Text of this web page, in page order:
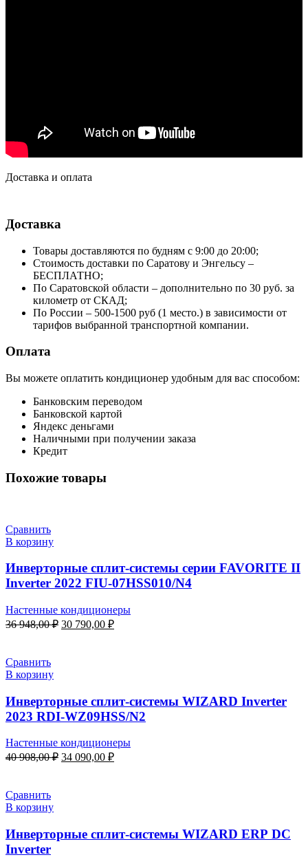
Доставка и оплата
Доставка
Товары доставляются по будням с 9:00 до 20:00;
Стоимость доставки по Саратову и Энгельсу –
БЕСПЛАТНО;
По Саратовской области – дополнительно по 30 руб. за
километр от СКАД;
По России – 500-1500 руб (1 место.) в зависимости от
тарифов выбранной транспортной компании.
Оплата
Вы можете оплатить кондиционер удобным для вас способом:
Банковским переводом
Банковской картой
Яндекс деньгами
Наличными при получении заказа
Кредит
Похожие товары
Сравнить
В корзину
Инверторные сплит-системы серии FAVORITE II
Inverter 2022 FIU-07HSS010/N4
Настенные кондиционеры
36 948,00₽ Первоначальная
30 790,00 ₽Текущая
Сравнить
В корзину
Инверторные сплит-системы WIZARD Inverter
2023 RDI-WZ09HSS/N2
Настенные кондиционеры
40 908,00₽ Первоначальная
34 090,00 ₽Текущая
Сравнить
В корзину
Инверторные сплит-системы WIZARD ERP DC
Inverter